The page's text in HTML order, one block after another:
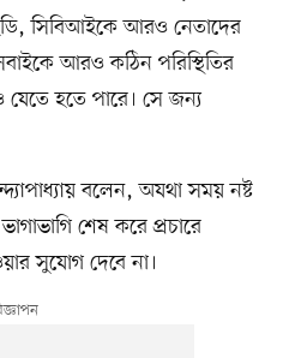
ইডি, সিবিআইকে আরও নেতাদের
আরও কঠিন পরিস্থিতির
যেতে হতে পারে। সে জন্য
বলেন, অযথা সময় নষ্ট
শেষ করে প্রচারে
সুযোগ দেবে না।